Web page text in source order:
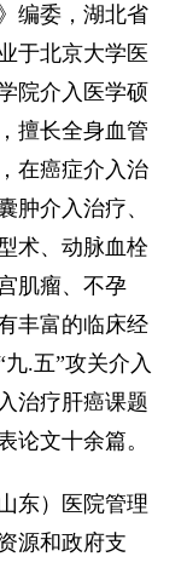
编委，湖北省
于北京大学医
院介入医学硕
擅长全身血管
在癌症介入治
肿介入治疗、
术、动脉血栓
肌瘤、不孕
丰富的临床经
.五”攻关介入
治疗肝癌课题
论文十余篇。
东）医院管理
源和政府支